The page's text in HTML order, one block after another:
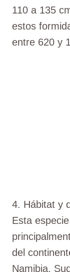
110 a 135
estos
entre 620 y
4. Hábitat y
Esta
del
Namibia,